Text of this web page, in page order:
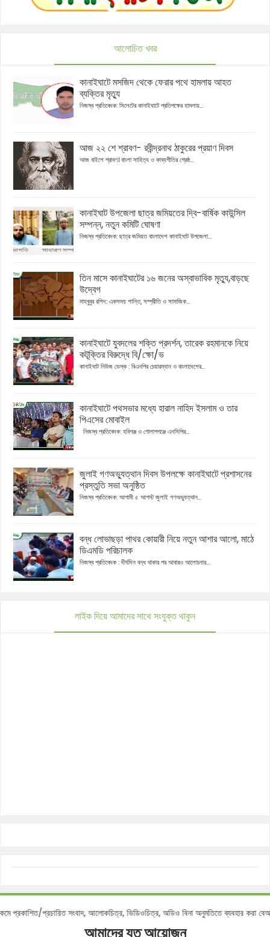
আলোচিত খবর
কানাইঘাটে মসজিদ থেকে ফেরার পথে হামলায় আহত
ব্যক্তির মৃত্যু
নিজস্ব প্রতিবেদক: সিলেটের কানাইঘাটে প্রতিপক্ষের হামলায়...
আজ ২২ শে শ্রাবণ- রবীন্দ্রনাথ ঠাকুরের প্রয়াণ দিবস
আজ বাইশে শ্রাবণ। বাংলা সাহিত্য ও কাব্যগীতির শ্রেষ্ঠ...
কানাইঘাট উপজেলা ছাত্র জমিয়তের দ্বি-বার্ষিক কাউন্সিল
সম্পন্ন, নতুন কমিটি ঘোষণা
নিজস্ব প্রতিবেদক: ছাত্র জমিয়ত বাংলাদেশ কানাইঘাট উপজেলা...
তিন মাসে কানাইঘাটের ১৬ জনের অস্বাভাবিক মৃত্যু,বাড়ছে
উদ্বেগ
মাহবুবুর রশিদ: একসময় শান্তি, সম্প্রীতি ও সামাজিক...
কানাইঘাটে যুবদলের শক্তি প্রদর্শন, তারেক রহমানকে নিয়ে
কটূক্তির বিরুদ্ধে বি/ক্ষো/ভ
কানাইঘাট নিউজ ডেস্ক : বিএনপির চেয়ারম্যান ও বাংলাদেশের...
কানাইঘাটে পথসভার মধ্যে হারাল নাহিদ ইসলাম ও তার
পিএসের মোবাইল
নিজস্ব প্রতিবেদক: হবিগঞ্জ ও গোলাপগঞ্জে এনসিপির...
জুলাই গণঅভ্যুত্থান দিবস উপলক্ষে কানাইঘাটে প্রশাসনের
প্রস্তুতি সভা অনুষ্ঠিত
নিজস্ব প্রতিবেদক: আগামী ৫ আগস্ট জুলাই গণঅভ্যুত্থান...
বন্ধ লোভাছড়া পাথর কোয়ারী নিয়ে নতুন আশার আলো, মাঠে
ডিএমডি পরিচালক
নিজস্ব প্রতিবেদক : দীর্ঘদিন বন্ধ থাকার পর আবারও আলোচনার...
লাইক দিয়ে আমাদের সাথে সংযুক্ত থাকুন
প্রচারিত সংবাদ, আলোকচিত্র, ভিডিওচিত্র, অডিও বিনা অনুমতিতে ব্যবহার করা